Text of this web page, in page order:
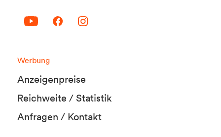
Werbung
Anzeigenpreise
Reichweite / Statistik
Anfragen / Kontakt